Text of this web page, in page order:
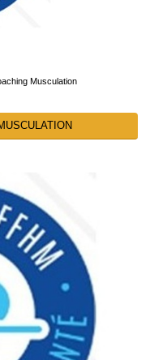
Musculation